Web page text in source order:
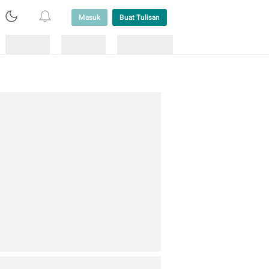
Masuk Buat Tulisan